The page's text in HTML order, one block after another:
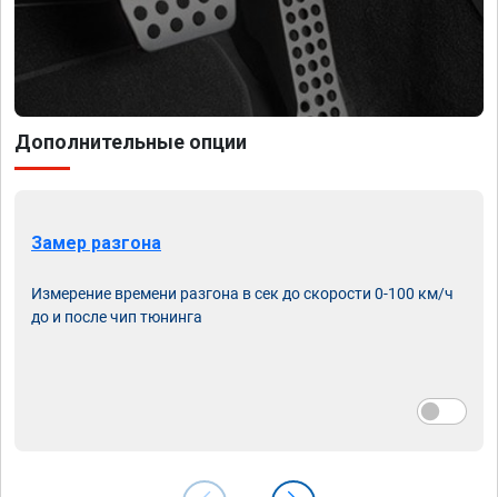
Дополнительные опции
Замер разгона
Измерение времени разгона в сек до скорости 0-100 км/ч
до и после чип тюнинга